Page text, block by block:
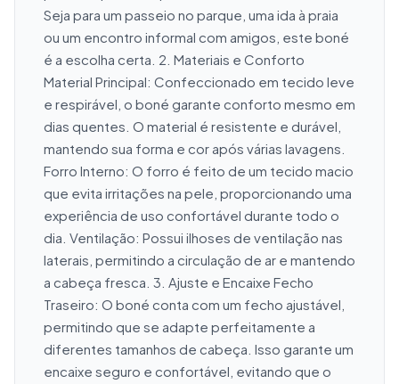
Seja para um passeio no parque, uma ida à praia
ou um encontro informal com amigos, este boné
é a escolha certa. 2. Materiais e Conforto
Material Principal: Confeccionado em tecido leve
e respirável, o boné garante conforto mesmo em
dias quentes. O material é resistente e durável,
mantendo sua forma e cor após várias lavagens.
Forro Interno: O forro é feito de um tecido macio
que evita irritações na pele, proporcionando uma
experiência de uso confortável durante todo o
dia. Ventilação: Possui ilhoses de ventilação nas
laterais, permitindo a circulação de ar e mantendo
a cabeça fresca. 3. Ajuste e Encaixe Fecho
Traseiro: O boné conta com um fecho ajustável,
permitindo que se adapte perfeitamente a
diferentes tamanhos de cabeça. Isso garante um
encaixe seguro e confortável, evitando que o